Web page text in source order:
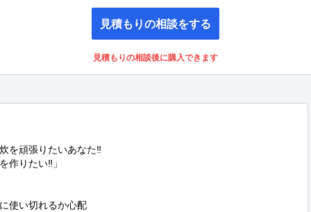
見積もりの相談をする
見積もりの相談後に購入できます
を頑張りたいあなた‼
作りたい‼」
使い切れるか心配